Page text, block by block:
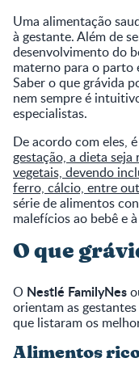
Uma alimentação
à gestante. Além de
desenvolvimento do
materno para o parto
Saber o que grávida
nem sempre é
especialistas.
De acordo com eles,
gestação, a dieta
vegetais, devendo
ferro, cálcio, entre
série de alimentos
malefícios ao bebê e
O que
O Nestlé FamilyNes
orientam as
que listaram os
Alimentos